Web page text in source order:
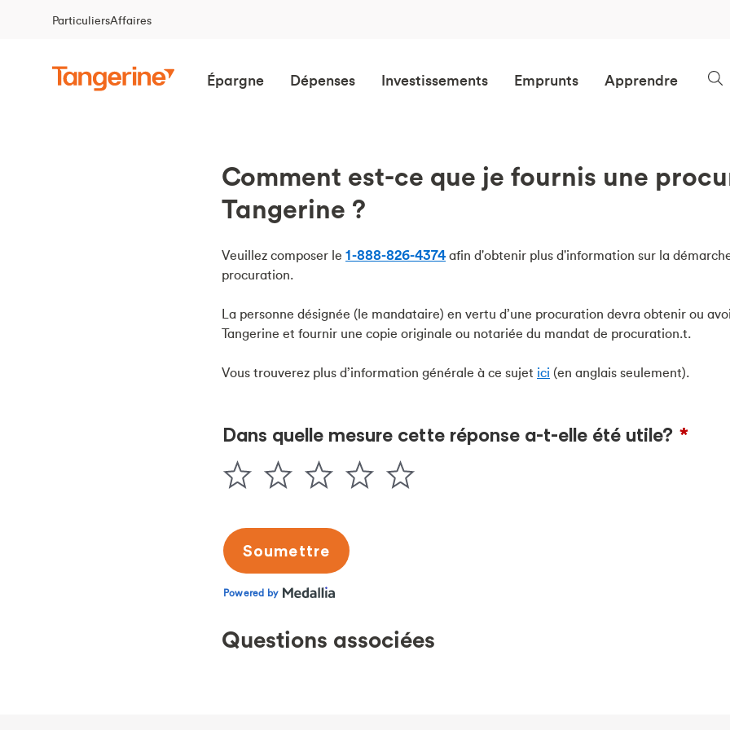
ParticuliersAffaires
Épargne Dépenses Investissements Emprunts Apprendre
Comment est-ce que je fournis une
Tangerine ?
Veuillez composer le 1-888-826-4374 afin d'obtenir plus d'information sur la
procuration.
La personne désignée (le mandataire) en vertu d’une procuration devra obtenir ou
Tangerine et fournir une copie originale ou notariée du mandat de procuration.t.
Vous trouverez plus d’information générale à ce sujet ici (en anglais seulement).
Questions associées